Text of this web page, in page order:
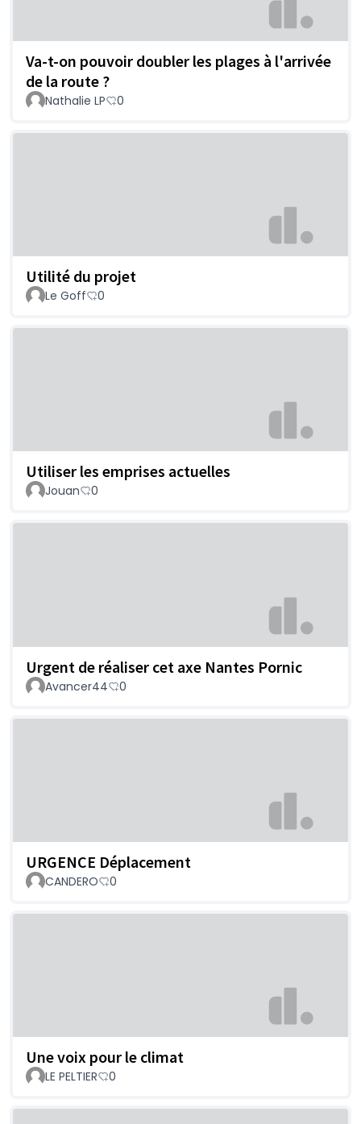
Va-t-on pouvoir doubler les plages à l'arrivée
de la route ?
Nathalie LP 0
Utilité du projet
Le Goff 0
Utiliser les emprises actuelles
Jouan 0
Urgent de réaliser cet axe Nantes Pornic
Avancer44 0
URGENCE Déplacement
CANDERO 0
Une voix pour le climat
LE PELTIER 0